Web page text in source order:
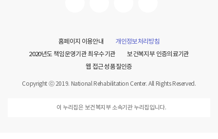
홈페이지 이용안내
개인정보처리방침
2020년도 책임운영기관 최우수기관
보건복지부 인증의료기관
웹 접근성 품질인증
Copyright ⓒ 2019. National Rehabilitation Center. All Rights Reserved.
이 누리집은 보건복지부 소속기관 누리집입니다.